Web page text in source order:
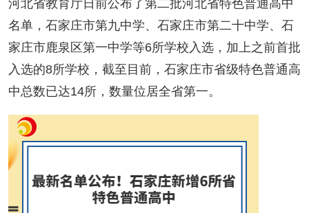
河北省教育厅日前公布了第二批河北省特色普通高中
名单，石家庄市第九中学、石家庄市第二十中学、石
家庄市鹿泉区第一中学等6所学校入选，加上之前首批
入选的8所学校，截至目前，石家庄市省级特色普通高
中总数已达14所，数量位居全省第一。